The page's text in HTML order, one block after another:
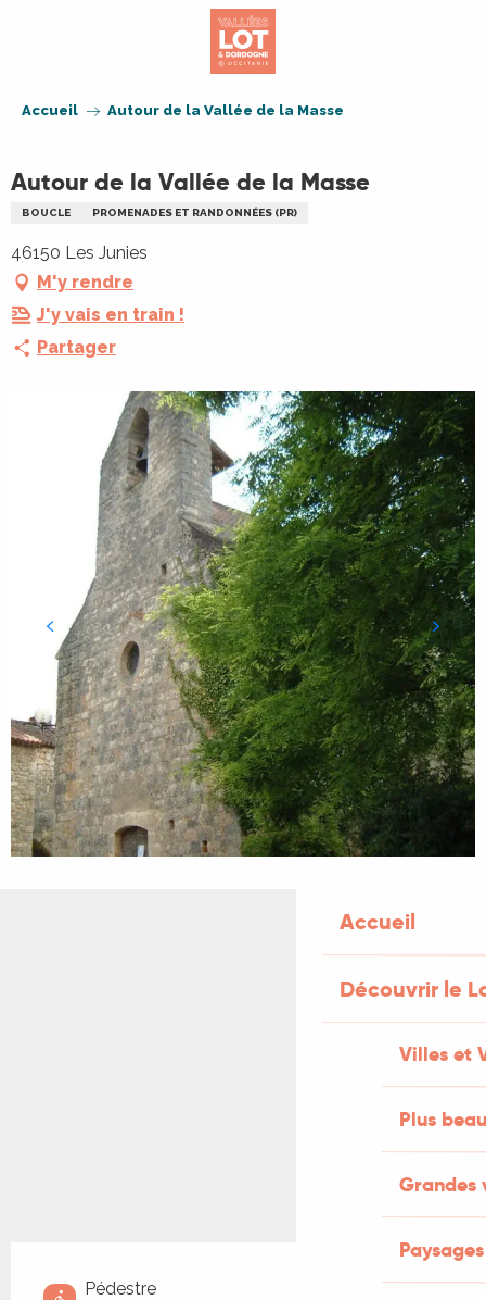
Accueil
Découvrir le
Villes et
Plus
Grandes
Accueil Autour de la Vallée de la Masse
Autour de la Vallée de la Masse
BOUCLE PROMENADES ET RANDONNÉES (PR)
46150 Les Junies
M'y rendre
J'y vais en train !
Partager
Pédestre